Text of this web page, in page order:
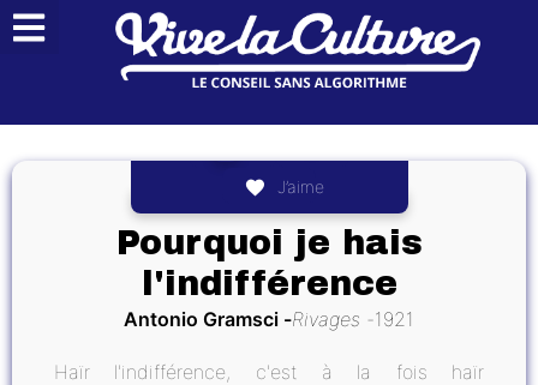
J’aime
Pourquoi je hais
l'indifférence
Antonio Gramsci Rivages 1921
Haïr l'indifférence, c'est à la fois haïr